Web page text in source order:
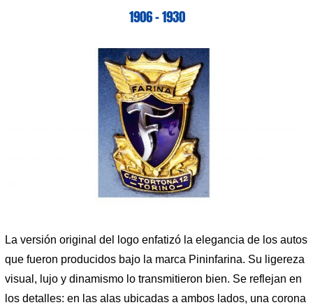
1906 – 1930
La versión original del logo enfatizó la elegancia de los autos
que fueron producidos bajo la marca Pininfarina. Su ligereza
visual, lujo y dinamismo lo transmitieron bien. Se reflejan en
los detalles: en las alas ubicadas a ambos lados, una corona